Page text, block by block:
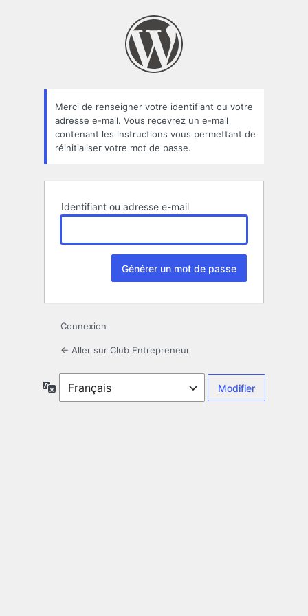
oublié
Merci de renseigner votre identifiant ou votre
adresse e-mail. Vous recevrez un e-mail
contenant les instructions vous permettant de
réinitialiser votre mot de passe.
Identifiant ou adresse e-mail
Connexion
← Aller sur Club Entrepreneur
Langue